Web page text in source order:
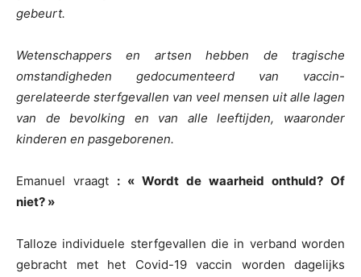
gebeurt.
Wetenschappers en artsen hebben de tragische
omstandigheden gedocumenteerd van vaccin-
gerelateerde sterfgevallen van veel mensen uit alle lagen
van de bevolking en van alle leeftijden, waaronder
kinderen en pasgeborenen.
Emanuel vraagt : « Wordt de waarheid onthuld? Of
niet? »
Talloze individuele sterfgevallen die in verband worden
gebracht met het Covid-19 vaccin worden dagelijks